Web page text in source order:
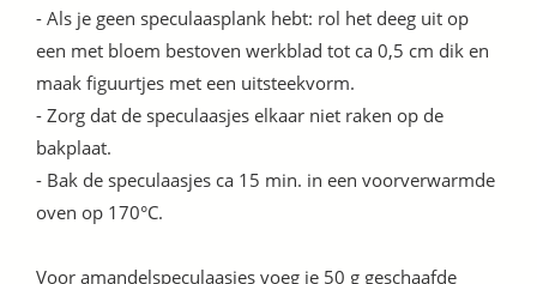
- Als je geen speculaasplank hebt: rol het deeg uit op
een met bloem bestoven werkblad tot ca 0,5 cm dik en
maak figuurtjes met een uitsteekvorm.
- Zorg dat de speculaasjes elkaar niet raken op de
bakplaat.
- Bak de speculaasjes ca 15 min. in een voorverwarmde
oven op 170°C.
Voor amandelspeculaasjes voeg je 50 g geschaafde